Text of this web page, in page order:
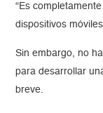
“Es
dispositivos
Sin embargo, no
para desarrollar
breve.